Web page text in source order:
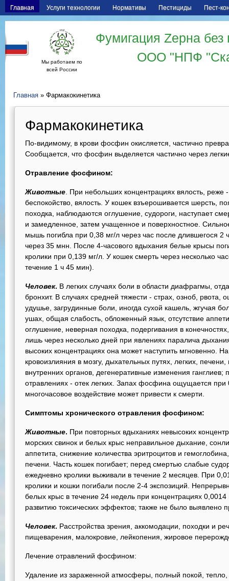
Главная Услуги технологии Нормативы Пестициды Пест-
Мы работаем по
всей России
Фумигация Zерна
ООО "НПФ
Главная » Фармакокинетика
Фармакокинетика
По-видимому, в крови фосфин окисляется, частично
Сообщается, что фосфин выделяется частично через
Отравление фосфином:
Животные . При небольших концентрациях вялость, реже
беспокойство, вялость. У кошек взъерошивается шерсть,
походка, наблюдаются оглушение, судороги, наступает
и замедленное, затем учащенное и поверхностное.
мышь погибла при 0,38 мг/л через час после длившегося
через 35 мнн. После 4-часового вдыхания белые крысы
кролики при 0,139 мг/л. У кошек смерть через несколько
течение 1 ч 45 мин).
Человек. В легких случаях боли в области диафрагмы,
бронхит. В случаях средней тяжести - страх, озноб, рвота,
удушье, загрудинные боли, иногда сухой кашель, жгучая
ушах, общая слабость, обложенный язык, отсутствие
оглушение, неверная походка, подергивания в
лишь через несколько дней при явлениях паралича
высоких концентрациях она может наступить мгновенно.
кровоизлияния в мозгу, дыхательных путях, легких,
внутренних органов, дегенеративные изменения
отравлениях - отек легких. Запах фосфина ощущается
многочасовое воздействие может привести к смерти.
Симптомы хронического отравления фосфином:
Животные. При повторных вдыханиях невысоких
морских свинок и белых крыс неправильное дыхание,
аппетита, снижение количества эритроцитов и
печени. Часть кошек погибает; перед смертью слабые
ежедневно кролики выживали в течение 2 месяцев. При
кролики и кошки погибали после 2-4 экспозиций.
белых крыс в течение 24 недель при концентрациях
развитию токсических эффектов; также не было выявлено
Человек. Расстройства зрения, аккомодации, походки и
пищеварения, малокровие, лейкопения, жировое
Лечение отравлений фосфином:
Удаление из зараженной атмосферы, полный покой,